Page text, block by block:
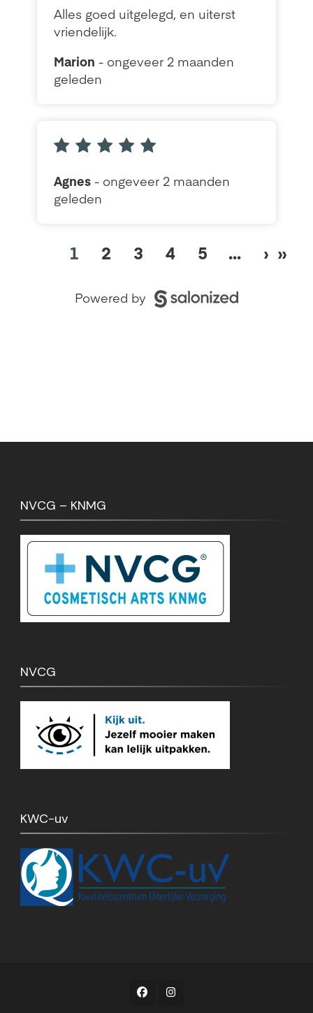
NVCG – KNMG
NVCG
KWC-uv